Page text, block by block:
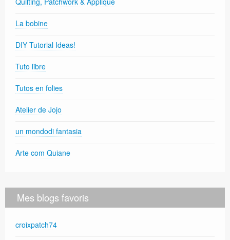
La bobine
DIY Tutorial Ideas!
Tuto libre
Tutos en folies
Atelier de Jojo
un mondodi fantasia
Arte com Quiane
Mes blogs favoris
croixpatch74